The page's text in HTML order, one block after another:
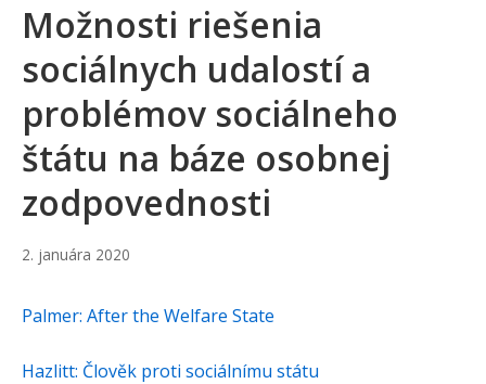
Možnosti riešenia
sociálnych udalostí a
problémov sociálneho
štátu na báze osobnej
zodpovednosti
2. januára 2020
Palmer: After the Welfare State
Hazlitt: Člověk proti sociálnímu státu